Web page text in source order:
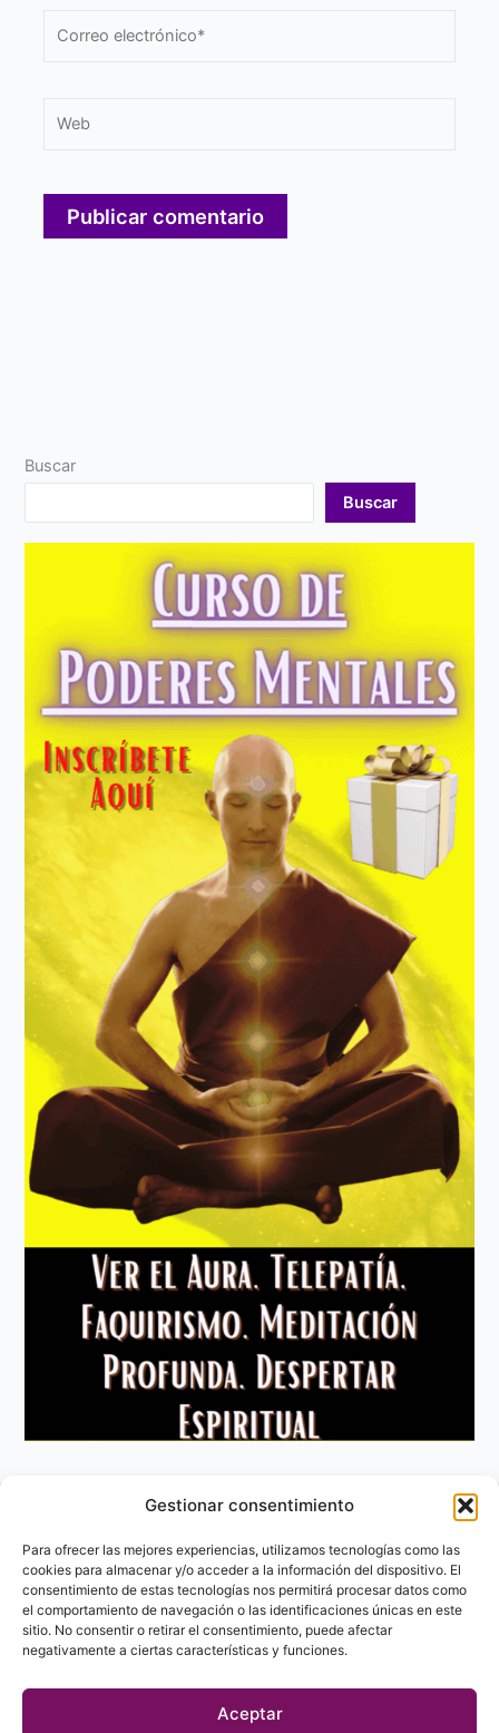
Gestionar consentimiento
Para ofrecer las mejores experiencias, utilizamos tecnologías como las
cookies para almacenar y/o acceder a la información del dispositivo. El
consentimiento de estas tecnologías nos permitirá procesar datos como
el comportamiento de navegación o las identificaciones únicas en este
sitio. No consentir o retirar el consentimiento, puede afectar
negativamente a ciertas características y funciones.
Aceptar
electrónico*
Buscar
Buscar
Aviso Legal
Política de privacidad
Política de Cookies
Contacto